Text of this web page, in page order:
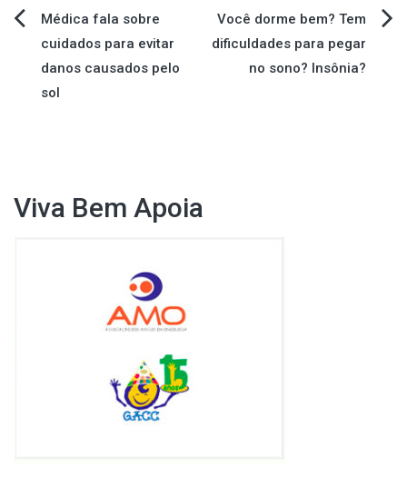
Navegação
de
Médica fala sobre
cuidados para evitar
danos causados pelo
sol
Você dorme bem? Tem
dificuldades para pegar
no sono? Insônia?
Viva Bem Apoia